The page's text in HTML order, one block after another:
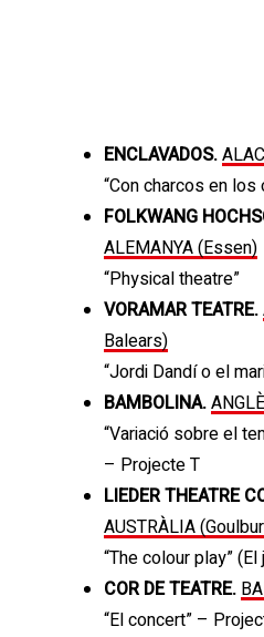
ENCLAVADOS.
“Con charcos en los
FOLKWANG
ALEMANYA (Essen)
“Physical theatre”
VORAMAR TEATRE.
Balears)
“Jordi Dandí o el
BAMBOLINA.
“Variació sobre el
– Projecte T
LIEDER THEATRE
AUSTRÀLIA
“The colour play”
COR DE TEATRE.
“El concert” –